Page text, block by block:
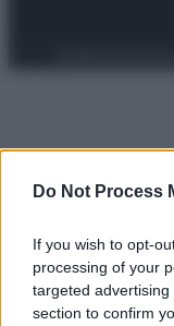
Do Not Process
If you wish to opt-
processing of your
targeted
section to confirm